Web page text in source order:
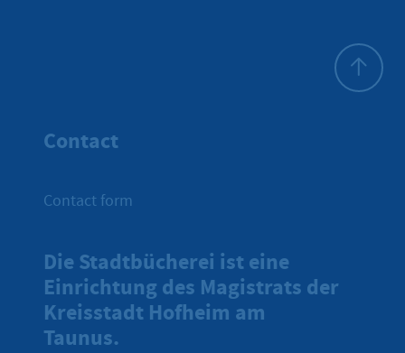
Contact
Contact form
Die Stadtbücherei ist eine
Einrichtung des Magistrats der
Kreisstadt Hofheim am
Taunus.